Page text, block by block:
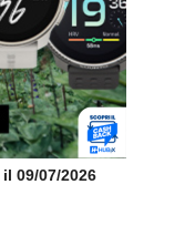
il 09/07/2026